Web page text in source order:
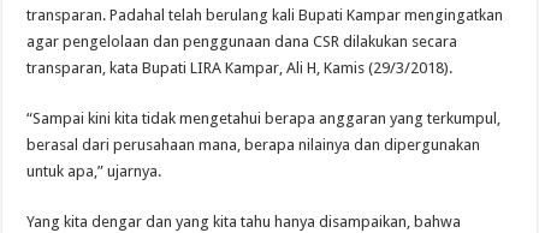
transparan. Padahal telah berulang kali Bupati Kampar mengingatkan
agar pengelolaan dan penggunaan dana CSR dilakukan secara
transparan, kata Bupati LIRA Kampar, Ali H, Kamis (29/3/2018).
“Sampai kini kita tidak mengetahui berapa anggaran yang terkumpul,
berasal dari perusahaan mana, berapa nilainya dan dipergunakan
untuk apa,” ujarnya.
Yang kita dengar dan yang kita tahu hanya disampaikan, bahwa